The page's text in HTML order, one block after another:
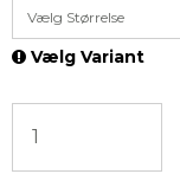
Vælg Størrelse
Vælg Variant